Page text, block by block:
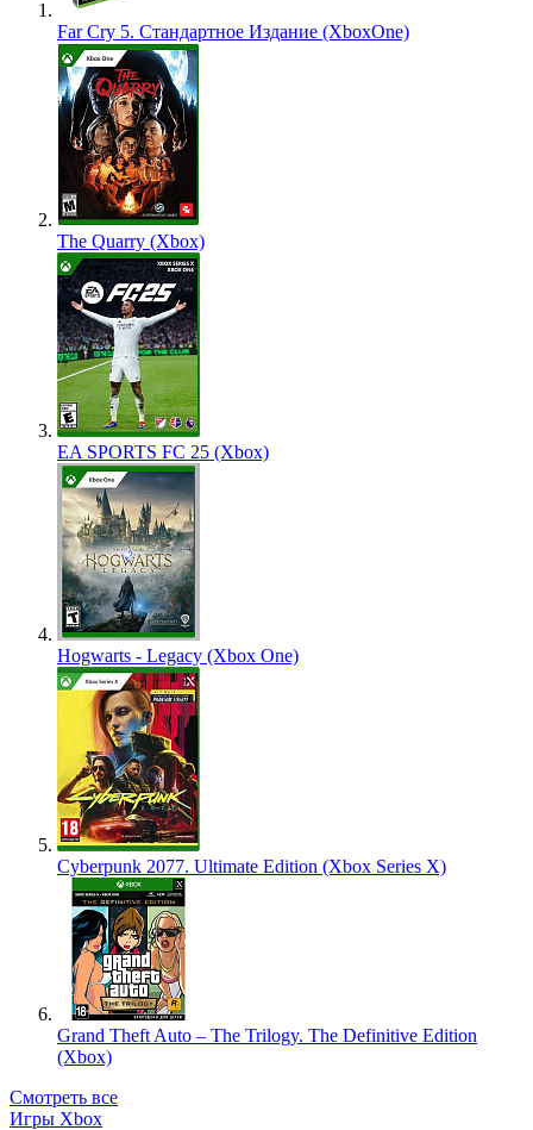
Far Cry 5. Стандартное Издание (XboxOne)
The Quarry (Xbox)
EA SPORTS FC 25 (Xbox)
Hogwarts - Legacy (Xbox One)
Cyberpunk 2077. Ultimate Edition (Xbox Series X)
Grand Theft Auto – The Trilogy. The Definitive Edition
(Xbox)
Смотреть все
Игры Xbox